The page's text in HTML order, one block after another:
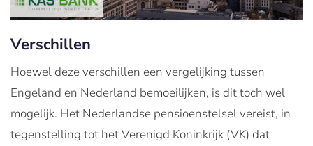
Verschillen
Hoewel deze verschillen een vergelijking tussen
Engeland en Nederland bemoeilijken, is dit toch wel
mogelijk. Het Nederlandse pensioenstelsel vereist, in
tegenstelling tot het Verenigd Koninkrijk (VK) dat